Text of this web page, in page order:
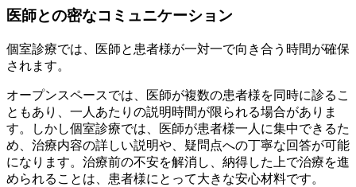
医師との密なコミュニケーション
個室診療では、医師と患者様が一対一で向き合う時間が確保
されます。
オープンスペースでは、医師が複数の患者様を同時に診るこ
ともあり、一人あたりの説明時間が限られる場合がありま
す。しかし個室診療では、医師が患者様一人に集中できるた
め、治療内容の詳しい説明や、疑問点への丁寧な回答が可能
になります。治療前の不安を解消し、納得した上で治療を進
められることは、患者様にとって大きな安心材料です。